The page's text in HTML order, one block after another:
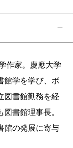
作家。慶應大学
館学を学び、ボ
図書館勤務を経
書館理事長。
館の発展に寄与